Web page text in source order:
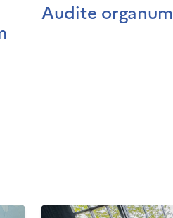
Audite organum